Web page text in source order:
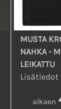
MUSTA
NAHKA -
LEIKATTU
Lisätiedot
alkaen